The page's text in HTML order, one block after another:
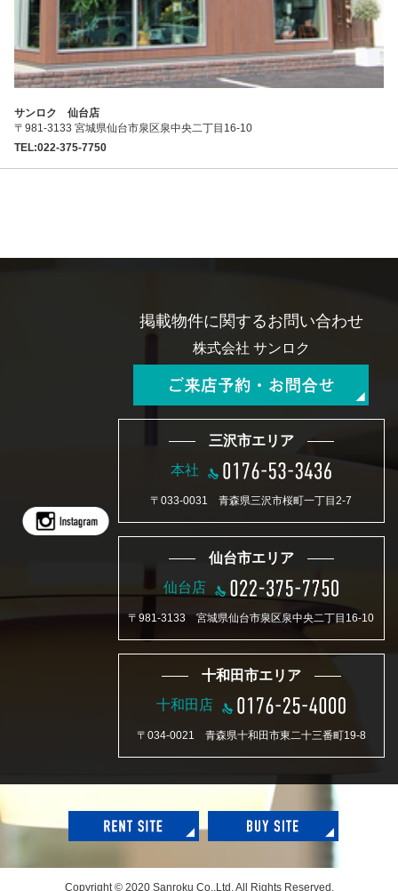
サンロク 仙台店
〒981-3133 宮城県仙台市泉区泉中央二丁目16-10
TEL:022-375-7750
掲載物件に関するお問い合わせ
株式会社 サンロク
三沢市エリア
本社
〒033-0031 青森県三沢市桜町一丁目2-7
仙台市エリア
仙台店
〒981-3133 宮城県仙台市泉区泉中央二丁目16-10
十和田市エリア
十和田店
〒034-0021 青森県十和田市東二十三番町19-8
Copyright © 2020 Sanroku Co.,Ltd. All Rights Reserved.